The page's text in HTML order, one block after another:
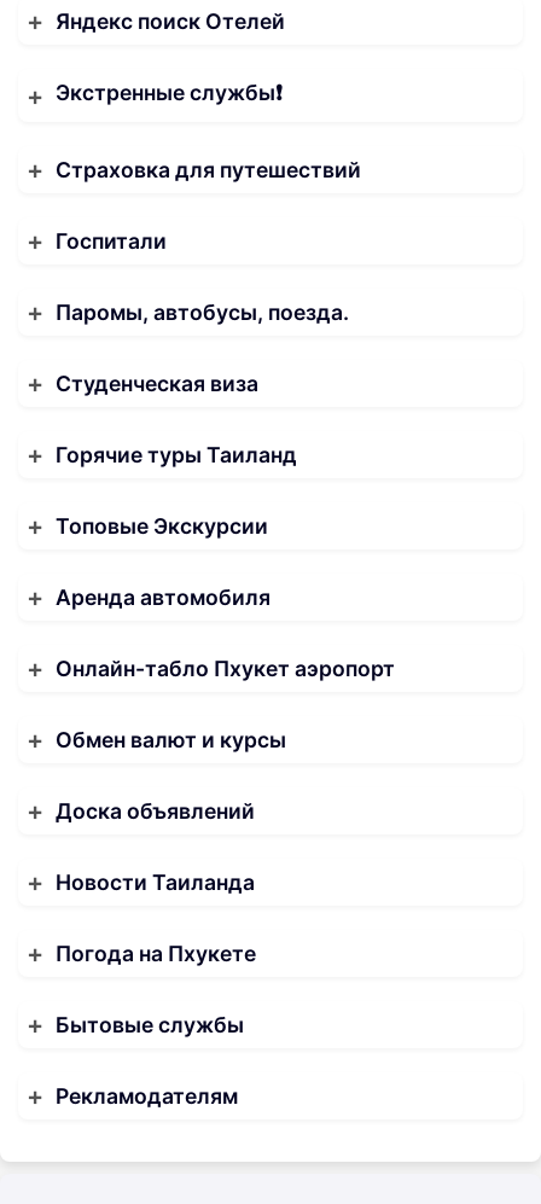
Яндекс поиск Отелей
Экстренные службы❗️
Страховка для путешествий
Госпитали
Паромы, автобусы, поезда.
Студенческая виза
Горячие туры Таиланд
Топовые Экскурсии
Аренда автомобиля
Онлайн-табло Пхукет аэропорт
Обмен валют и курсы
Доска объявлений
Новости Таиланда
Погода на Пхукете
Бытовые службы
Рекламодателям